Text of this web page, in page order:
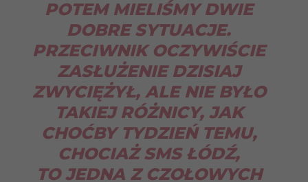
POTEM MIELIŚMY DWIE
DOBRE SYTUACJE.
PRZECIWNIK OCZYWIŚCIE
ZASŁUŻENIE DZISIAJ
ZWYCIĘŻYŁ, ALE NIE BYŁO
TAKIEJ RÓŻNICY, JAK
CHOĆBY TYDZIEŃ TEMU,
CHOCIAŻ SMS ŁÓDŹ,
TO JEDNA Z CZOŁOWYCH